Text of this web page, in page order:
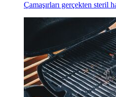
Çamaşırları gerçekten steril